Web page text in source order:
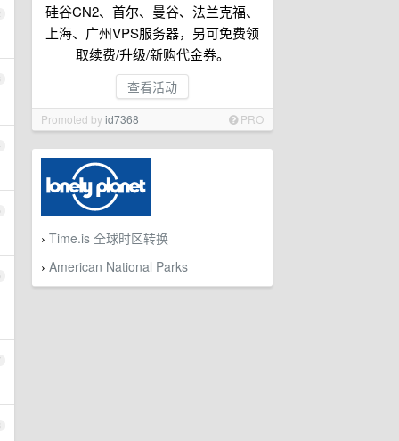
硅谷CN2、首尔、曼谷、法兰克福、
上海、广州VPS服务器，另可免费领
取续费/升级/新购代金券。
查看活动
Promoted byid7368 PRO
› Time.is 全球时区转换
› American National Parks